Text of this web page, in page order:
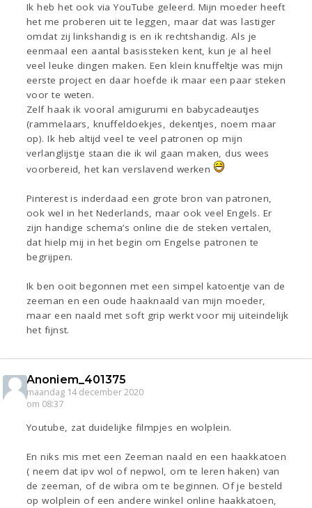
Ik heb het ook via YouTube geleerd. Mijn moeder heeft
het me proberen uit te leggen, maar dat was lastiger
omdat zij linkshandig is en ik rechtshandig. Als je
eenmaal een aantal basissteken kent, kun je al heel
veel leuke dingen maken. Een klein knuffeltje was mijn
eerste project en daar hoefde ik maar een paar steken
voor te weten.
Zelf haak ik vooral amigurumi en babycadeautjes
(rammelaars, knuffeldoekjes, dekentjes, noem maar
op). Ik heb altijd veel te veel patronen op mijn
verlanglijstje staan die ik wil gaan maken, dus wees
voorbereid, het kan verslavend werken
Pinterest is inderdaad een grote bron van patronen,
ook wel in het Nederlands, maar ook veel Engels. Er
zijn handige schema’s online die de steken vertalen,
dat hielp mij in het begin om Engelse patronen te
begrijpen.
Ik ben ooit begonnen met een simpel katoentje van de
zeeman en een oude haaknaald van mijn moeder,
maar een naald met soft grip werkt voor mij uiteindelijk
het fijnst.
Anoniem_401375
maandag 14 december 2020
om 08:37
Youtube, zat duidelijke filmpjes en wolplein.
En niks mis met een Zeeman naald en een haakkatoen
( neem dat ipv wol of nepwol, om te leren haken) van
de zeeman, of de wibra om te beginnen. Of je besteld
op wolplein of een andere winkel online haakkatoen,